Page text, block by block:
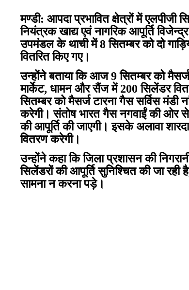
मण्डी: आपदा प्रभावित क्षेत्रों में एलपीजी
नियंत्रक खाद्य एवं नागरिक आपूर्ति
उपमंडल के थाची में 8 सितम्बर को दो
वितरित किए गए।
उन्होंने बताया कि आज 9 सितम्बर को मैसर्ज
मार्केट, धामन और सैंज में 200 सिलेंडर
सितम्बर को मैसर्ज टारना गैस सर्विस मंडी
करेगी। संतोष भारत गैस नगवाईं की ओर
की आपूर्ति की जाएगी। इसके अलावा
वितरण करेगी।
उन्होंने कहा कि जिला प्रशासन की
सिलेंडरों की आपूर्ति सुनिश्चित की जा रही
सामना न करना पड़े।